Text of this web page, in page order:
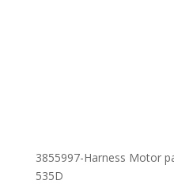
3855997-Harness Motor
535D